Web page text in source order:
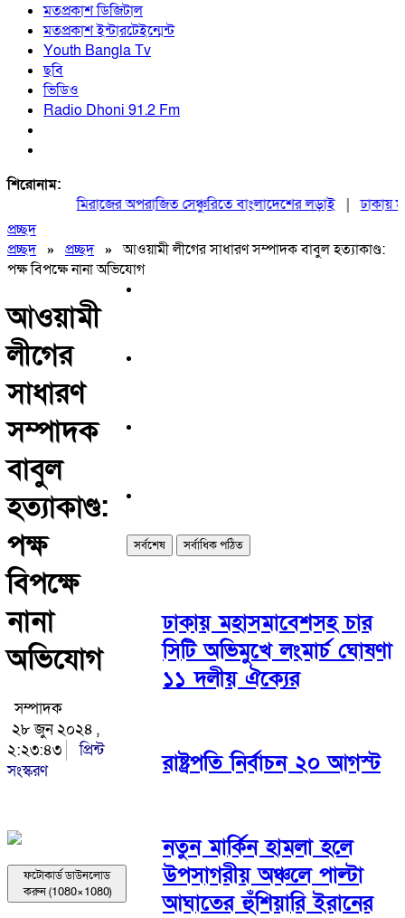
মতপ্রকাশ ডিজিটাল
মতপ্রকাশ ইন্টারটেইন্মেন্ট
Youth Bangla Tv
ছবি
ভিডিও
Radio Dhoni 91.2 Fm
শিরোনাম:
মিরাজের অপরাজিত সেঞ্চুরিতে বাংলাদেশের লড়াই|ঢাকায়
প্রচ্ছদ
প্রচ্ছদ» প্রচ্ছদ»আওয়ামী লীগের সাধারণ সম্পাদক বাবুল হত্যাকাণ্ড:
পক্ষ বিপক্ষে নানা অভিযোগ
আওয়ামী
লীগের
সাধারণ
সম্পাদক
বাবুল
হত্যাকাণ্ড:
পক্ষ
বিপক্ষে
নানা
অভিযোগ
সম্পাদক
২৮ জুন ২০২৪ ,
২:২৩:৪৩
প্রিন্ট
সংস্করণ
ফটোকার্ড ডাউনলোড
করুন (1080×1080)
সর্বশেষ সর্বাধিক পঠিত
ঢাকায় মহাসমাবেশসহ চার
সিটি অভিমুখে লংমার্চ ঘোষণা
১১ দলীয় ঐক্যের
রাষ্ট্রপতি নির্বাচন ২০ আগস্ট
নতুন মার্কিন হামলা হলে
উপসাগরীয় অঞ্চলে পাল্টা
আঘাতের হুঁশিয়ারি ইরানের